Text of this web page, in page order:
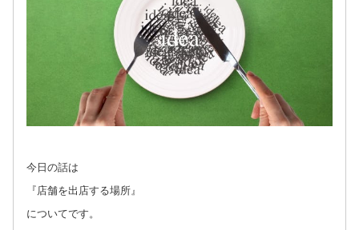
今日の話は
『店舗を出店する場所』
についてです。